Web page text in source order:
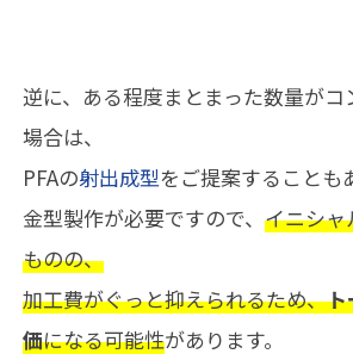
逆に、ある程度まとまった数量がコ
場合は、
PFAの射出成型をご提案することも
金型製作が必要ですので、イニシャ
ものの、
加工費がぐっと抑えられるため、ト
価になる可能性があります。